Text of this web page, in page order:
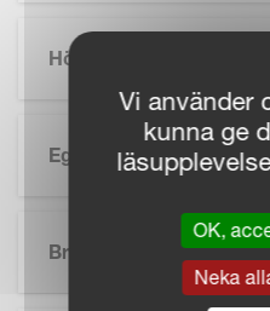
Höjdpunkter
Egenskaper
Broschyr
Vi använder
kunna ge
OK,
Neka